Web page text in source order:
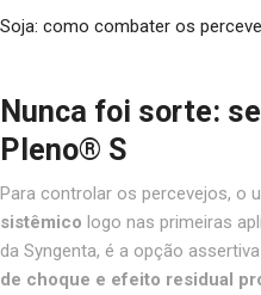
Soja: como combater os
Nunca foi sorte:
Pleno® S
Para controlar os percevejos, o
sistêmico logo nas primeiras
da Syngenta, é a opção
de choque e efeito residual